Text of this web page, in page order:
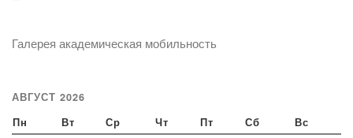
Галерея академическая мобильность
АВГУСТ 2026
Пн Вт Ср Чт Пт Сб Вс